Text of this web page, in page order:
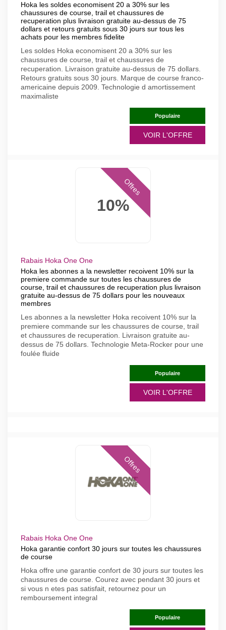
Hoka les soldes economisent 20 a 30% sur les
chaussures de course, trail et chaussures de
recuperation plus livraison gratuite au-dessus de 75
dollars et retours gratuits sous 30 jours sur tous les
achats pour les membres fidelite
Les soldes Hoka economisent 20 a 30% sur les
chaussures de course, trail et chaussures de
recuperation. Livraison gratuite au-dessus de 75 dollars.
Retours gratuits sous 30 jours. Marque de course franco-
americaine depuis 2009. Technologie d amortissement
maximaliste
Populaire
VOIR L'OFFRE
10%
Offres
Rabais Hoka One One
Hoka les abonnes a la newsletter recoivent 10% sur la
premiere commande sur toutes les chaussures de
course, trail et chaussures de recuperation plus livraison
gratuite au-dessus de 75 dollars pour les nouveaux
membres
Les abonnes a la newsletter Hoka recoivent 10% sur la
premiere commande sur les chaussures de course, trail
et chaussures de recuperation. Livraison gratuite au-
dessus de 75 dollars. Technologie Meta-Rocker pour une
foulée fluide
Populaire
VOIR L'OFFRE
Offres
Rabais Hoka One One
Hoka garantie confort 30 jours sur toutes les chaussures
de course
Hoka offre une garantie confort de 30 jours sur toutes les
chaussures de course. Courez avec pendant 30 jours et
si vous n etes pas satisfait, retournez pour un
remboursement integral
Populaire